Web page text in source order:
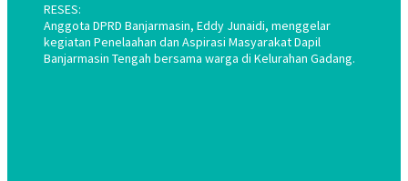
RESES:
Anggota DPRD Banjarmasin, Eddy Junaidi, menggelar
kegiatan Penelaahan dan Aspirasi Masyarakat Dapil
Banjarmasin Tengah bersama warga di Kelurahan Gadang.